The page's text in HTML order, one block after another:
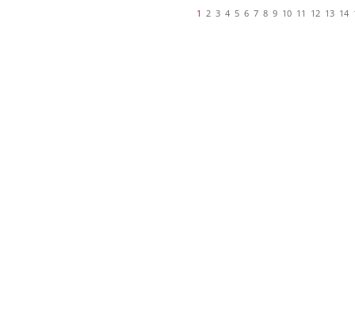
1 2 3 4 5 6 7 8 9 10 11 12 13 14